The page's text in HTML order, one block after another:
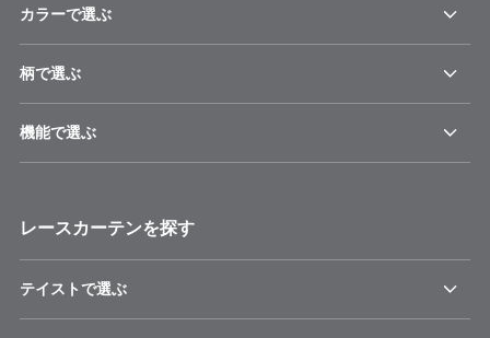
カラーで選ぶ
柄で選ぶ
機能で選ぶ
レースカーテンを探す
テイストで選ぶ